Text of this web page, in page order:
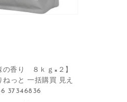
の香り ８ｋｇ×２】
っと 一括購買 見え
37346836